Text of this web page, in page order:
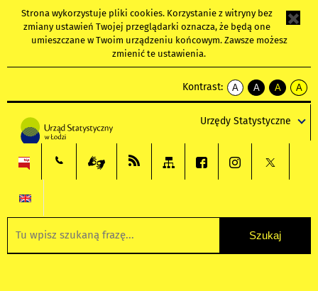
Strona wykorzystuje pliki cookies. Korzystanie z witryny bez
zmiany ustawień Twojej przeglądarki oznacza, że będą one
umieszczane w Twoim urządzeniu końcowym. Zawsze możesz
zmienić te ustawienia.
Kontrast:
A
kontrast
A
kontrast
tekst
czarnym
A
kontrast
tekst
czarnym
A
tekst
żółtym
Urzędy Statystyczne